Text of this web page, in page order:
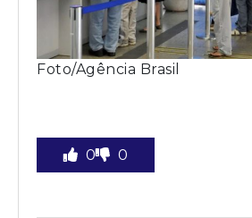
Foto/Agência Brasil
0 0